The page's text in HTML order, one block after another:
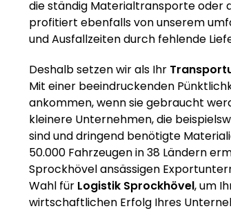
die ständig Materialtransporte oder
profitiert ebenfalls von unserem
und Ausfallzeiten durch fehlende
Deshalb setzen wir als Ihr
Mit einer beeindruckenden
ankommen, wenn sie gebraucht
kleinere Unternehmen, die
sind und dringend benötigte
50.000 Fahrzeugen in 38 Ländern
Sprockhövel ansässigen
Wahl für Logistik Sprockhövel, um
wirtschaftlichen Erfolg Ihres